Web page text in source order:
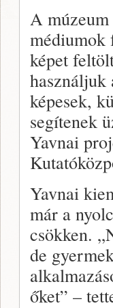
A múzeum
médiumok
képet
használjuk
képesek,
segítenek
Yavnai
Yavnai
már a
csökken.
de
őket” –